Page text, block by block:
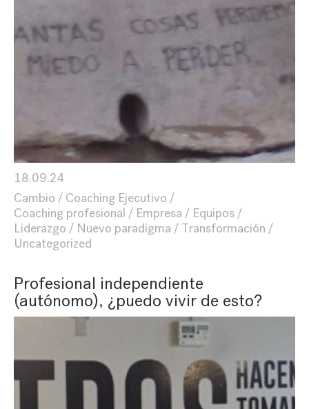
18.09.24
Cambio
Coaching Ejecutivo
Coaching profesional
Empresa
Equipos
Liderazgo
Nuevo paradigma
Transformación
Uncategorized
Profesional independiente
(autónomo), ¿puedo vivir de esto?